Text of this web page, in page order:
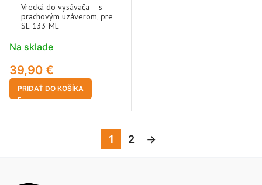
Vrecká do vysávača – s
prachovým uzáverom, pre
SE 133 ME
Na sklade
39,90 €
PRIDAŤ DO KOŠÍKA
1 2 →